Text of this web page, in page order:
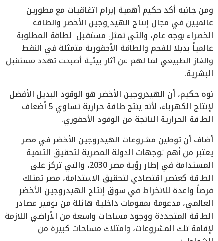
ومن جانبه أكد حكيم أهمية إبرام اتفاقيات مع مطورين
عالميين في مجال إنتاج الهيدروجين الأخضر والطاقة
الخضراء بوجه عام، والتي تمثل مستقبل الطاقة المطلوبة
عالمياً بديلا للفحم والطاقة الأحفورية متمثلة في النفط
والغاز الطبيعي لما لهم من آثار بيئية أصبحت تهدد مستقبل
البشرية.
نوه حكيم، أن الهيدروجين الأخضر هو الوقود البديل الأفضل
لإنتاج الكهرباء، لأنه ينتج طاقة حرارية تساوي 5 أضعاف
الطاقة الحرارية الناتجة من الوقود الأحفوري.
أضاف أن توطين مشروعات الهيدروجين الأخضر في مصر
يعتبر من أهم توجهات الدولة المصرية لتحقيق التنمية
المستدامة في إطار رؤية مصر 2030، والتي تركز على
الطاقة كعنصر اقتصادي لتحقيق الاستدامة، مصر تمتلك
فرصاً واعدة للانخراط في سوق إنتاج الهيدروجين الأخضر
العالمي، مدعومة بمقومات داخلية هائلة من توفير مصادر
الطاقة المتجددة ووجود مساحات واسعة من الأراضي اللازمة
لإقامة تلك المشروعات، وامتلاك مساحات كبيرة من